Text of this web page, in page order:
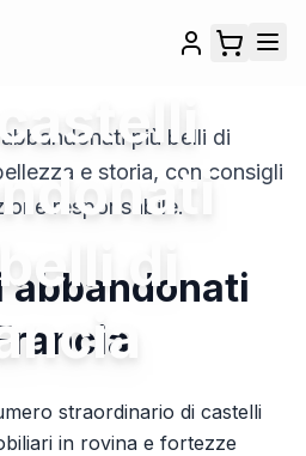
di
più belli di
e storia, con consigli
responsabile.
abbandonati
straordinario di castelli
in rovina e fortezze